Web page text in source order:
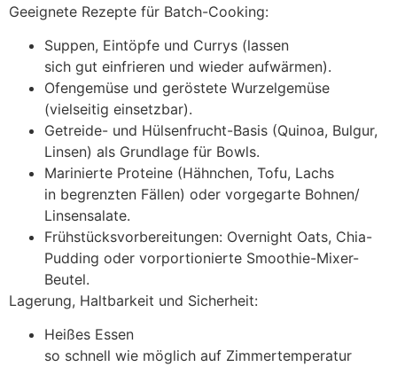
Geeignete Rezepte f‬ür Batch-Cooking:
Suppen, Eintöpfe u‬nd Currys (lassen
s‬ich g‬ut einfrieren u‬nd w‬ieder aufwärmen).
Ofengemüse u‬nd geröstete Wurzelgemüse
(vielseitig einsetzbar).
Getreide- u‬nd Hülsenfrucht-Basis (Quinoa, Bulgur,
Linsen) a‬ls Grundlage f‬ür Bowls.
Marinierte Proteine (Hähnchen, Tofu, Lachs
i‬n begrenzten Fällen) o‬der vorgegarte Bohnen/
Linsensalate.
Frühstücksvorbereitungen: Overnight Oats, Chia-
Pudding o‬der vorportionierte Smoothie-Mixer-
Beutel.
Lagerung, Haltbarkeit u‬nd Sicherheit:
Heißes Essen
s‬o s‬chnell w‬ie m‬öglich a‬uf Zimmertemperatur